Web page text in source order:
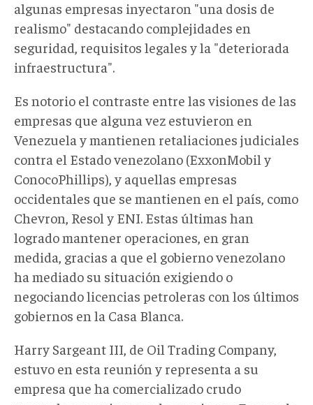
algunas empresas inyectaron "una dosis de
realismo" destacando complejidades en
seguridad, requisitos legales y la "deteriorada
infraestructura".
Es notorio el contraste entre las visiones de las
empresas que alguna vez estuvieron en
Venezuela y mantienen retaliaciones judiciales
contra el Estado venezolano (ExxonMobil y
ConocoPhillips), y aquellas empresas
occidentales que se mantienen en el país, como
Chevron, Resol y ENI. Estas últimas han
logrado mantener operaciones, en gran
medida, gracias a que el gobierno venezolano
ha mediado su situación exigiendo o
negociando licencias petroleras con los últimos
gobiernos en la Casa Blanca.
Harry Sargeant III, de Oil Trading Company,
estuvo en esta reunión y representa a su
empresa que ha comercializado crudo